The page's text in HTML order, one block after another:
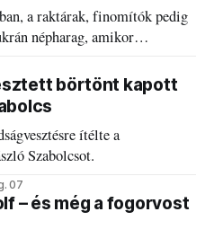
a raktárak, finomítók pedig
népharag, amikor
börtönt kapott
ítélte a
Szabolcsot.
07
– és még a fogorvost